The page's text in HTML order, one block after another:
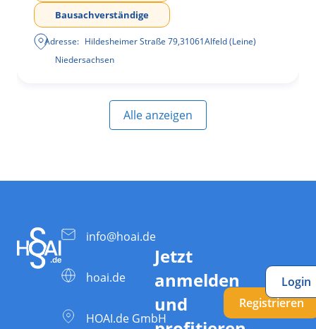
Bausachverständige
Adresse: Hildesheimer Straße 79,31061Alfeld (Leine)
Niedersachsen
Alle anzeigen
info@hoai.de
hoai.de
HOAI.de GmbH
Jetzt
anmelden
und
Registrieren
Login